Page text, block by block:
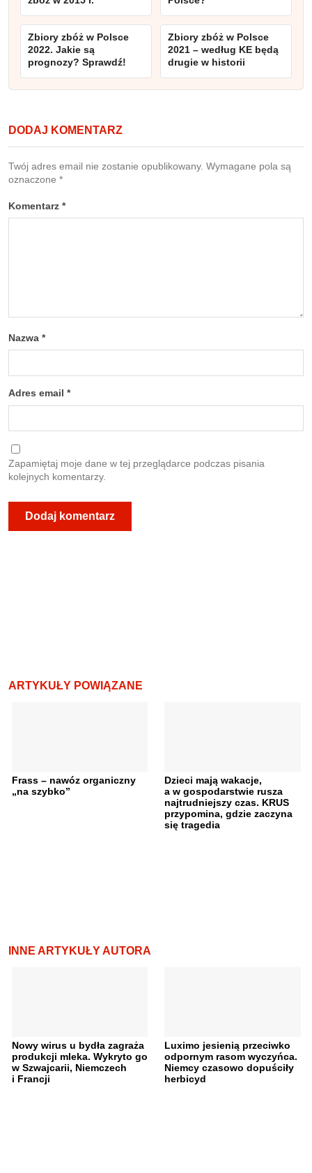
Zbiory zbóż w Polsce
2022. Jakie są
prognozy? Sprawdź!
Zbiory zbóż w Polsce
2021 – według KE będą
drugie w historii
DODAJ KOMENTARZ
Twój adres email nie zostanie opublikowany. Wymagane pola są
oznaczone *
Komentarz *
Nazwa *
Adres email *
Zapamiętaj moje dane w tej przeglądarce podczas pisania
kolejnych komentarzy.
ARTYKUŁY POWIĄZANE
Frass – nawóz organiczny
„na szybko”
Dzieci mają wakacje,
a w gospodarstwie rusza
najtrudniejszy czas. KRUS
przypomina, gdzie zaczyna
się tragedia
INNE ARTYKUŁY AUTORA
Nowy wirus u bydła zagraża
produkcji mleka. Wykryto go
w Szwajcarii, Niemczech
i Francji
Luximo jesienią przeciwko
odpornym rasom wyczyńca.
Niemcy czasowo dopuściły
herbicyd